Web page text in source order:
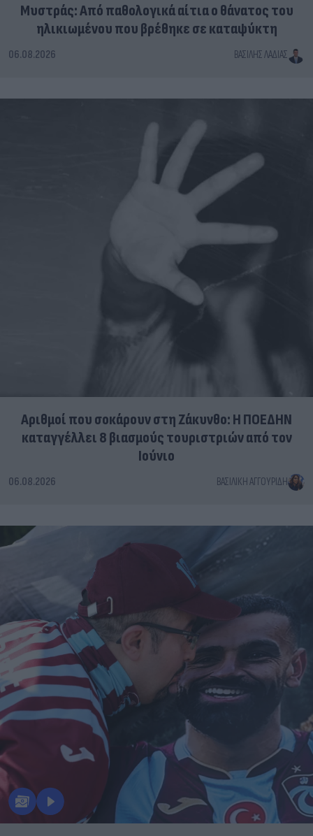
Μυστράς: Από παθολογικά αίτια ο θάνατος του
ηλικιωμένου που βρέθηκε σε καταψύκτη
06.08.2026 ΒΑΣΊΛΗΣ ΛΑΔΙΆΣ
Αριθμοί που σοκάρουν στη Ζάκυνθο: Η ΠΟΕΔΗΝ
καταγγέλλει 8 βιασμούς τουριστριών από τον
Ιούνιο
06.08.2026 ΒΑΣΙΛΙΚΉ ΑΓΓΟΥΡΊΔΗ